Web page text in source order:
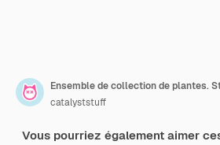
catalyststuff
Vous pourriez également aimer